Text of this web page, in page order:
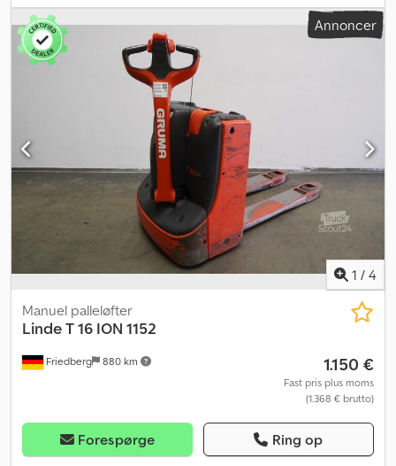
24 V, gaffelbærebredden:560 mm, gaffellængde:1.150 mm,
tomvægt:328 kg, samlet længde:1.650 mm , samlet bredde:720
mm, brændstof: elektricitet, - Køretøjsstik REMA 160A - Vertikalt
batteriskift - Gaffeludførelse 560 - 1150 mm - Creep-kørsel -
Adgangskontrol: LFM-RFID - LSP 0.6 Dsdpezkm Iyofx Antsck
Annoncer
1 / 4
Friedberg 880 km
Manuel palleløfter
LindeT 16 ION 1152
1.150 €
Fast pris plus moms
(1.368 € brutto)
Forespørge Ring op